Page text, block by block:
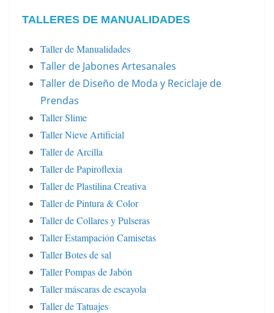
TALLERES DE MANUALIDADES
Taller de Manualidades
Taller de Jabones Artesanales
Taller de Diseño de Moda y Reciclaje de
Prendas
Taller Slime
Taller Nieve Artificial
Taller de Arcilla
Taller de Papiroflexia
Taller de Plastilina Creativa
Taller de Pintura & Color
Taller de Collares y Pulseras
Taller Estampación Camisetas
Taller Botes de sal
Taller Pompas de Jabón
Taller máscaras de escayola
Taller de Tatuajes